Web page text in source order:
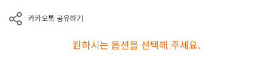
카카오톡 공유하기
원하시는 옵션을 선택해 주세요.